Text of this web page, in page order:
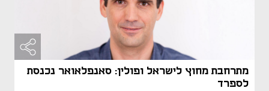
מתרחבת מחוץ לישראל ופולין: סאנפלאואר נכנסת
לספרד